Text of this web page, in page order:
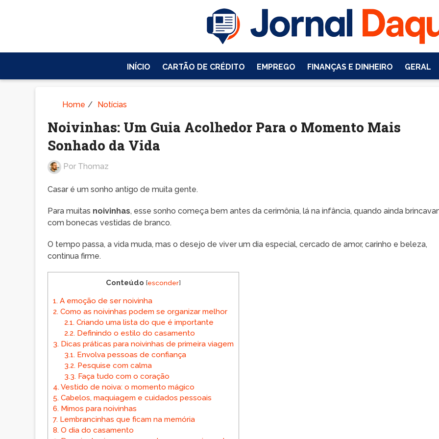
INÍCIO CARTÃO DE CRÉDITO EMPREGO FINANÇAS E DINHEIRO GERAL
Home / Notícias
Noivinhas: Um Guia Acolhedor Para o Momento Mais
Sonhado da Vida
Por Thomaz
Casar é um sonho antigo de muita gente.
Para muitas noivinhas, esse sonho começa bem antes da cerimônia, lá na infância, quando ainda
com bonecas vestidas de branco.
O tempo passa, a vida muda, mas o desejo de viver um dia especial, cercado de amor, carinho e beleza,
continua firme.
Conteúdo [esconder]
1. A emoção de ser noivinha
2. Como as noivinhas podem se organizar melhor
2.1.Criando uma lista do que é importante
2.2.Definindo o estilo do casamento
3. Dicas práticas para noivinhas de primeira viagem
3.1.Envolva pessoas de confiança
3.2.Pesquise com calma
3.3.Faça tudo com o coração
4.Vestido de noiva: o momento mágico
5. Cabelos, maquiagem e cuidados pessoais
6. Mimos para noivinhas
7. Lembrancinhas que ficam na memória
8. O dia do casamento